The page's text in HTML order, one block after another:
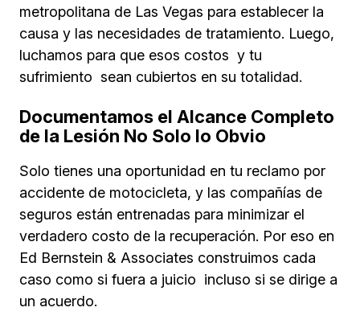
metropolitana de Las Vegas para establecer la
causa y las necesidades de tratamiento. Luego,
luchamos para que esos costos y tu
sufrimiento sean cubiertos en su totalidad.
Documentamos el Alcance Completo
de la Lesión No Solo lo Obvio
Solo tienes una oportunidad en tu reclamo por
accidente de motocicleta, y las compañías de
seguros están entrenadas para minimizar el
verdadero costo de la recuperación. Por eso en
Ed Bernstein & Associates construimos cada
caso como si fuera a juicio incluso si se dirige a
un acuerdo.